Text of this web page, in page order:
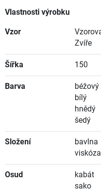
Vlastnosti výrobku
Vzor
Zvíře
Šířka 150
Barva
béžový
bílý
hnědý
šedý
Složení
bavlna
viskóza
Osud
kabát
sako